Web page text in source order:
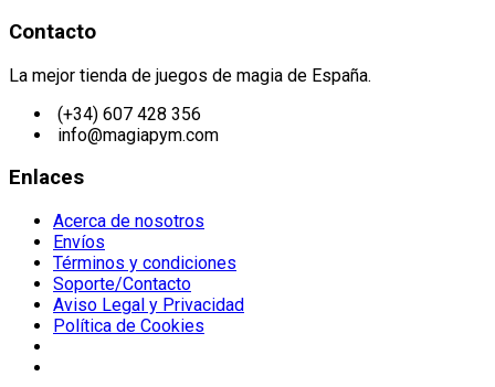
Contacto
La mejor tienda de juegos de magia de España.
(+34) 607 428 356
info@magiapym.com
Enlaces
Acerca de nosotros
Envíos
Términos y condiciones
Soporte/Contacto
Aviso Legal y Privacidad
Política de Cookies